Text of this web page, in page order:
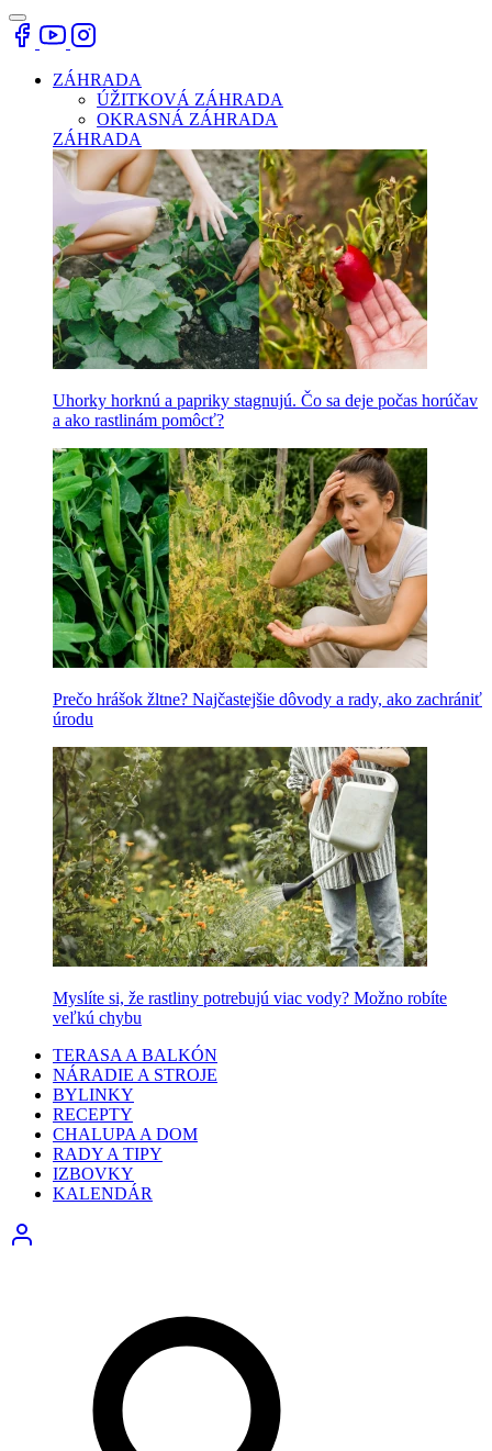
ZÁHRADA
ÚŽITKOVÁ ZÁHRADA
OKRASNÁ ZÁHRADA
ZÁHRADA
Uhorky horknú a papriky stagnujú. Čo sa deje počas horúčav
a ako rastlinám pomôcť?
Prečo hrášok žltne? Najčastejšie dôvody a rady, ako zachrániť
úrodu
Myslíte si, že rastliny potrebujú viac vody? Možno robíte
veľkú chybu
TERASA A BALKÓN
NÁRADIE A STROJE
BYLINKY
RECEPTY
CHALUPA A DOM
RADY A TIPY
IZBOVKY
KALENDÁR